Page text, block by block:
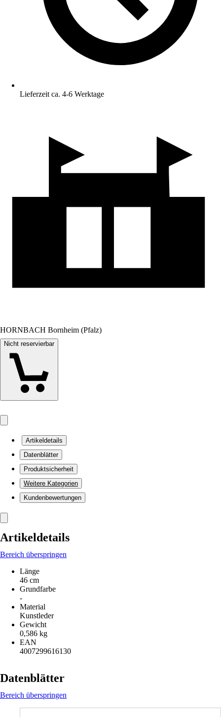
Lieferzeit ca. 4-6 Werktage
HORNBACH Bornheim (Pfalz)
Nicht reservierbar
Artikeldetails
Datenblätter
Produktsicherheit
Weitere Kategorien
Kundenbewertungen
Artikeldetails
Bereich überspringen
Länge
46 cm
Grundfarbe
-
Material
Kunstleder
Gewicht
0,586 kg
EAN
4007299616130
Datenblätter
Bereich überspringen